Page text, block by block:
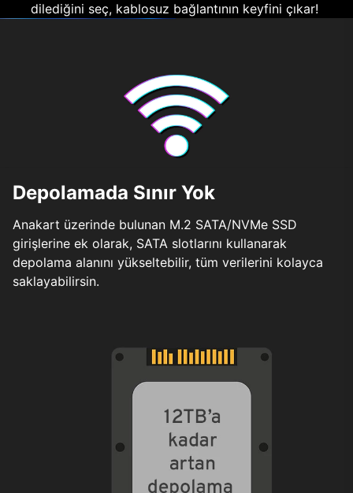
dilediğini seç, kablosuz bağlantının keyfini çıkar!
Depolamada Sınır Yok
Anakart üzerinde bulunan M.2 SATA/NVMe SSD
girişlerine ek olarak, SATA slotlarını kullanarak
depolama alanını yükseltebilir, tüm verilerini kolayca
saklayabilirsin.